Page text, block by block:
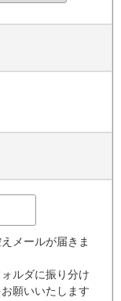
メールが届きま
ルダに振り分け
願いいたします